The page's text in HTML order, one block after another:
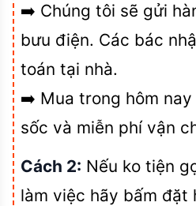
➡️ Chúng tôi sẽ gửi
bưu điện. Các bác
toán tại nhà.
➡️ Mua trong hôm
sốc và miễn phí vận
Cách 2: Nếu ko tiện
làm việc hãy bấm đặt